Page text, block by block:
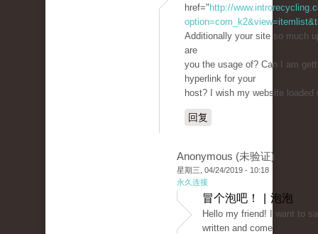
href=" http://
Additionally your site so much
are
you the usage of? Can I am
hyperlink for your
host? I wish my website
回复
Anonymous (未验证)
星期三, 04/24/2019 - 10:18
永久连接
冒个泡吧！ | 泡泡
Hello my friend! I want to
written and come